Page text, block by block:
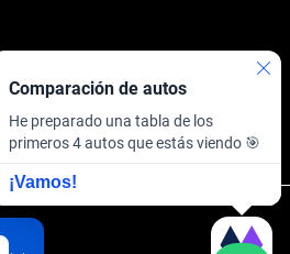
Comparación de autos
He preparado una tabla de los
primeros 4 autos que estás viendo 🎯
¡Vamos!